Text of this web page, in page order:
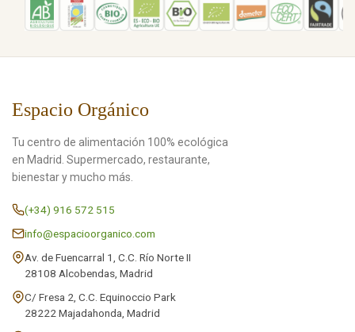
Espacio Orgánico
Tu centro de alimentación 100% ecológica
en Madrid. Supermercado, restaurante,
bienestar y mucho más.
(+34) 916 572 515
info@espacioorganico.com
Av. de Fuencarral 1, C.C. Río Norte II
28108 Alcobendas, Madrid
C/ Fresa 2, C.C. Equinoccio Park
28222 Majadahonda, Madrid